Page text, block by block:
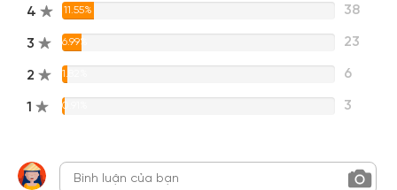
4 11.55% 38
3 6.99% 23
2 1.82% 6
1 0.91% 3